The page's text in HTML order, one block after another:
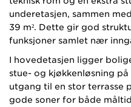
underetasjen, sammen
39 m². Dette gir god
funksjoner samlet nær
I hovedetasjen ligger
stue- og kjøkkenløsning
utgang til en stor terrasse
gode soner for både